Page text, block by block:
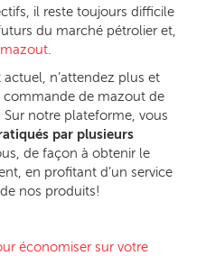
il reste toujours difficile
du marché pétrolier et,
.
n’attendez plus et
commande de mazout de
notre plateforme, vous
par plusieurs
de façon à obtenir le
en profitant d’un service
nos produits!
économiser sur votre